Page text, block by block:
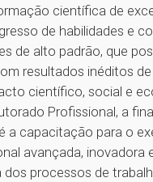
científica de
de habilidades e
de alto padrão, que
resultados inéditos
científico, social e
Profissional, a
a capacitação para o
avançada, inovadora
processos de